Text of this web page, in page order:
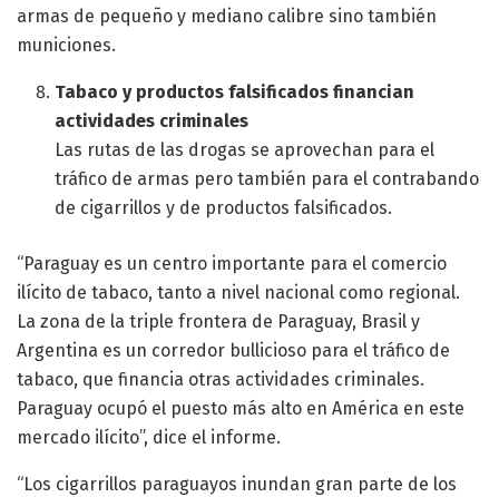
armas de pequeño y mediano calibre sino también
municiones.
Tabaco y productos falsificados financian
actividades criminales
Las rutas de las drogas se aprovechan para el
tráfico de armas pero también para el contrabando
de cigarrillos y de productos falsificados.
“Paraguay es un centro importante para el comercio
ilícito de tabaco, tanto a nivel nacional como regional.
La zona de la triple frontera de Paraguay, Brasil y
Argentina es un corredor bullicioso para el tráfico de
tabaco, que financia otras actividades criminales.
Paraguay ocupó el puesto más alto en América en este
mercado ilícito”, dice el informe.
“Los cigarrillos paraguayos inundan gran parte de los